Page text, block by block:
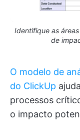
Identifique as
de
O modelo de
do ClickUp
processos
o impacto